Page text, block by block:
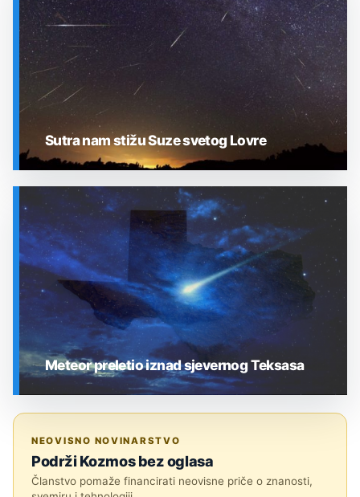
SVEMIR
Sutra nam stižu Suze svetog Lovre
Meteor preletio iznad sjevernog Teksasa
NEOVISNO NOVINARSTVO
Podrži Kozmos bez oglasa
Članstvo pomaže financirati neovisne priče o znanosti,